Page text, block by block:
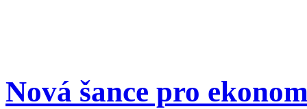
Nová šance pro